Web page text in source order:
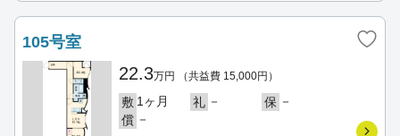
105号室
22.3万円 （共益費 15,000円）
敷 1ヶ月 礼 － 保 －
償 －